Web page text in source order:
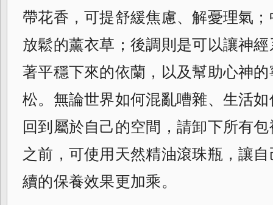
帶花香，可提舒緩焦慮、解憂理氣；
放鬆的薰衣草；後調則是可以讓神
著平穩下來的依蘭， 以及幫助心神
松。 無論世界如何混亂嘈雜、生活
回到屬於自己的空間，請卸下所有
之前，可使用天然精油滾珠瓶，讓
續的保養效果更加乘。